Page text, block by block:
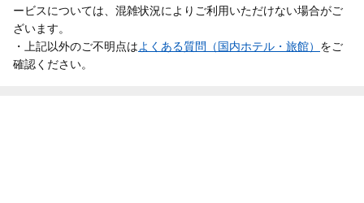
ービスについては、混雑状況によりご利用いただけない場合がご
ざいます。
・上記以外のご不明点はよくある質問（国内ホテル・旅館） をご
確認ください。